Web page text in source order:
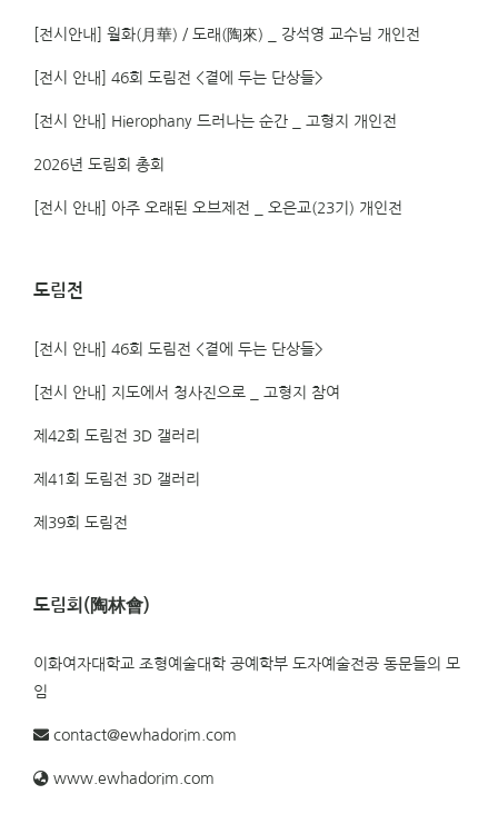
[전시안내] 월화(月華) / 도래(陶來) _ 강석영 교수님 개인전
[전시 안내] 46회 도림전 <곁에 두는 단상들>
[전시 안내] Hierophany 드러나는 순간 _ 고형지 개인전
2026년 도림회 총회
[전시 안내] 아주 오래된 오브제전 _ 오은교(23기) 개인전
도림전
[전시 안내] 46회 도림전 <곁에 두는 단상들>
[전시 안내] 지도에서 청사진으로 _ 고형지 참여
제42회 도림전 3D 갤러리
제41회 도림전 3D 갤러리
제39회 도림전
도림회(陶林會)
이화여자대학교 조형예술대학 공예학부 도자예술전공 동문들의 모
임
contact@ewhadorim.com
www.ewhadorim.com